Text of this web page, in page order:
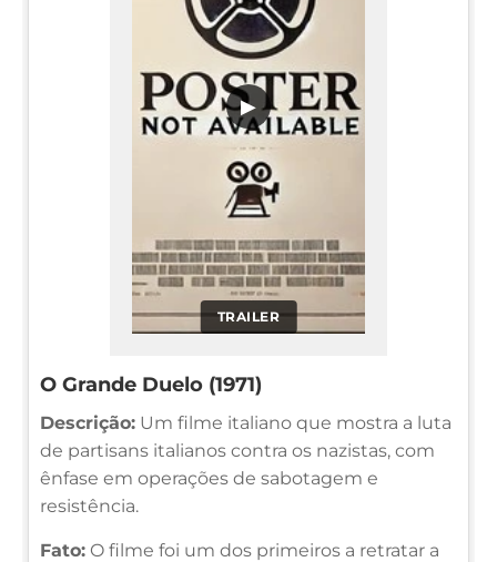
TRAILER
▶
O Grande Duelo (1971)
Descrição: Um filme italiano que mostra a luta
de partisans italianos contra os nazistas, com
ênfase em operações de sabotagem e
resistência.
Fato: O filme foi um dos primeiros a retratar a